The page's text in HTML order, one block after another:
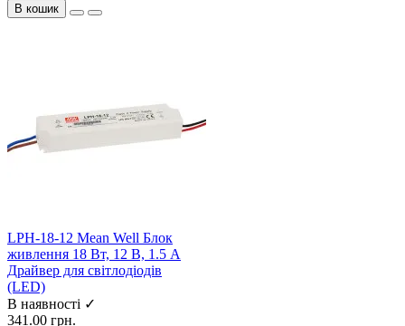
В кошик
LPH-18-12 Mean Well Блок
живлення 18 Вт, 12 В, 1.5 А
Драйвер для світлодіодів
(LED)
В наявності ✓
341.00 грн.